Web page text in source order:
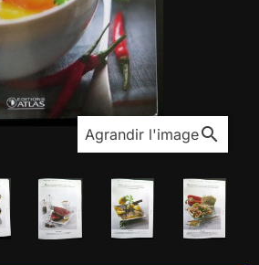
Agrandir l'imagesearch